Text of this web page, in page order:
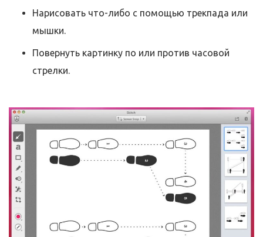
Нарисовать что-либо с помощью трекпада или
мышки.
Повернуть картинку по или против часовой
стрелки.